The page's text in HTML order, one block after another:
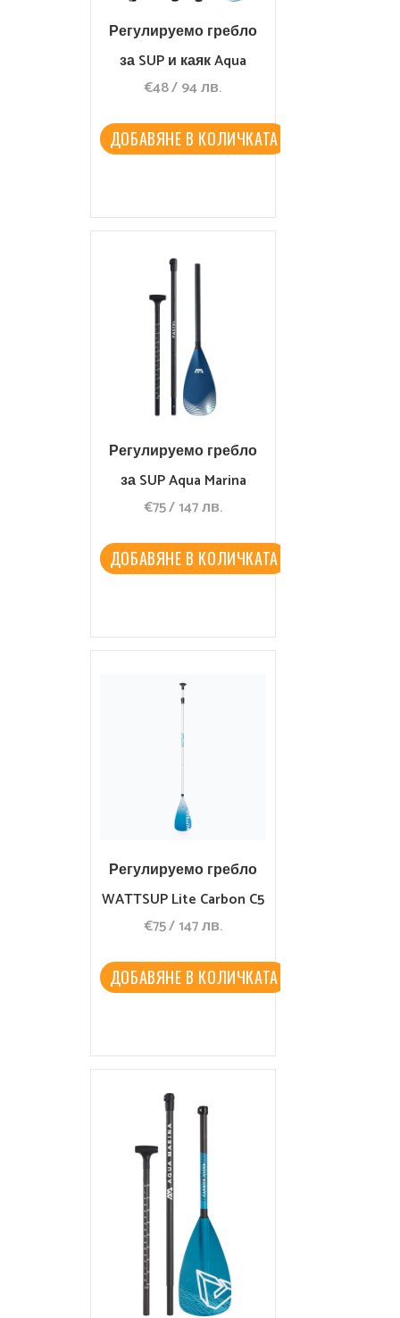
Регулируемо гребло
за SUP и каяк Aqua
Marina Dual-Tech 2-in-1
€48/94лв.
ДОБАВЯНЕ В КОЛИЧКАТА
Регулируемо гребло
за SUP Aqua Marina
Adjustable
Fiberglass/Carbon
€75/147лв.
ДОБАВЯНЕ В КОЛИЧКАТА
Регулируемо гребло
WATTSUP Lite Carbon C5
3D
€75/147лв.
ДОБАВЯНЕ В КОЛИЧКАТА